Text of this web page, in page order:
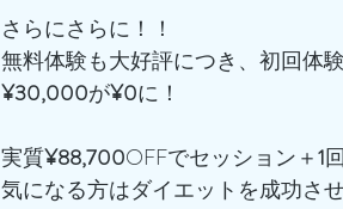
さらにさらに！！
無料体験も大好評につき、初回体
¥30,000が¥0に！
実質¥88,700OFFでセッション＋1
気になる方はダイエットを成功さ